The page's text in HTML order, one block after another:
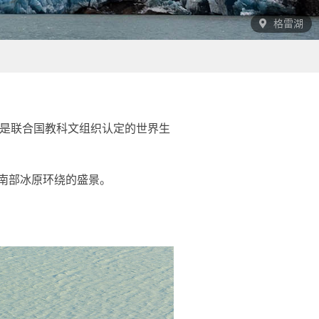
格雷湖
联合国教科文组织认定的世界生
冰原环绕的盛景。